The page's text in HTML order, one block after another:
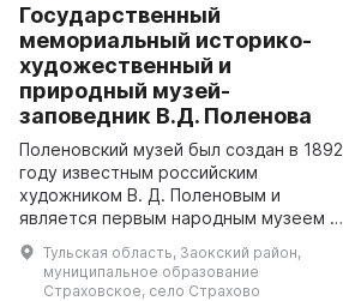
Государственный
мемориальный историко-
художественный и
природный музей-
заповедник В.Д. Поленова
Поленовский музей был создан в 1892
году известным российским
художником В. Д. Поленовым и
является первым народным музеем в
русской деревне. Здесь
представлены различные коллекции,
в том числе художе...
Тульская область, Заокский район,
муниципальное образование
Страховское, село Страхово